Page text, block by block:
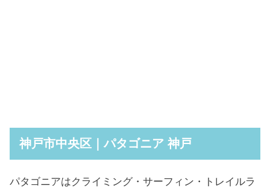
神戸市中央区｜パタゴニア 神戸
パタゴニアはクライミング・サーフィン・トレイルラ